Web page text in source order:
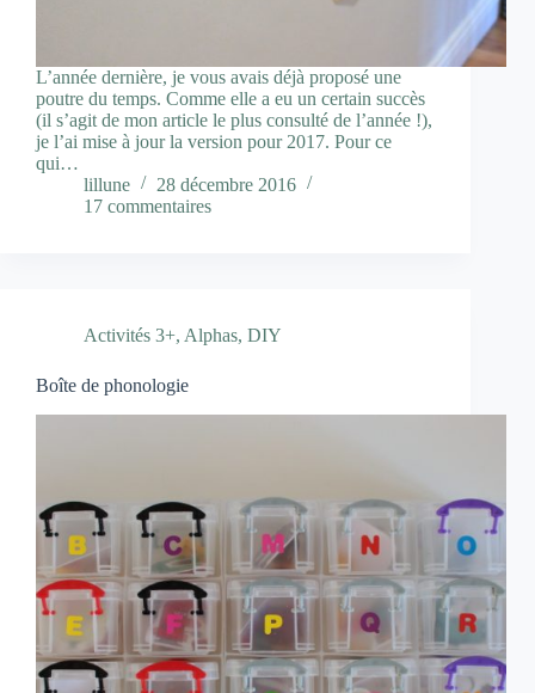
L’année dernière, je vous avais déjà proposé une
poutre du temps. Comme elle a eu un certain succès
(il s’agit de mon article le plus consulté de l’année !),
je l’ai mise à jour la version pour 2017. Pour ce
qui…
lillune
28 décembre 2016
17 commentaires
Activités 3+, Alphas, DIY
Boîte de phonologie